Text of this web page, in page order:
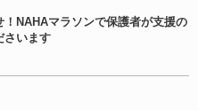
！NAHAマラソンで保護者が支援の
さいます